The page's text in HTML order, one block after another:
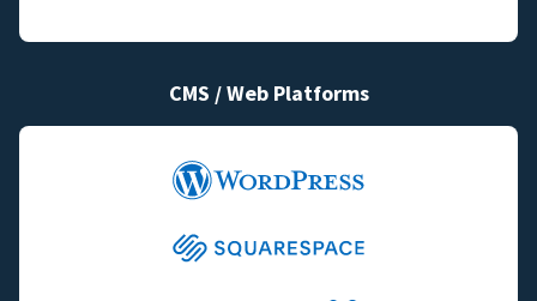
CMS / Web Platforms